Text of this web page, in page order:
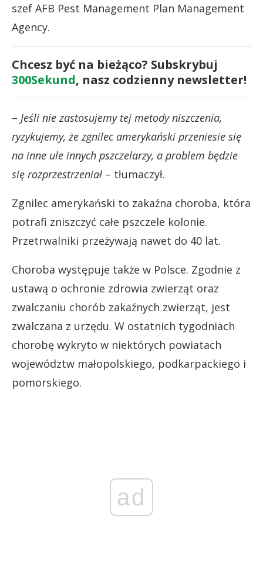
szef AFB Pest Management Plan Management
Agency.
Chcesz być na bieżąco? Subskrybuj
300Sekund, nasz codzienny newsletter!
– Jeśli nie zastosujemy tej metody niszczenia,
ryzykujemy, że zgnilec amerykański przeniesie się
na inne ule innych pszczelarzy, a problem będzie
się rozprzestrzeniał – tłumaczył.
Zgnilec amerykański to zakaźna choroba, która
potrafi zniszczyć całe pszczele kolonie.
Przetrwalniki przeżywają nawet do 40 lat.
Choroba występuje także w Polsce. Zgodnie z
ustawą o ochronie zdrowia zwierząt oraz
zwalczaniu chorób zakaźnych zwierząt, jest
zwalczana z urzędu. W ostatnich tygodniach
chorobę wykryto w niektórych powiatach
województw małopolskiego, podkarpackiego i
pomorskiego.
ad